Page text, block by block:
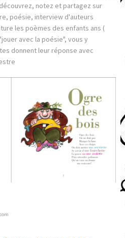
notez et partagez sur
poésie, interview d'auteurs
les poèmes des enfants ans (
avec la poésie", vous y
donnent leur réponse avec